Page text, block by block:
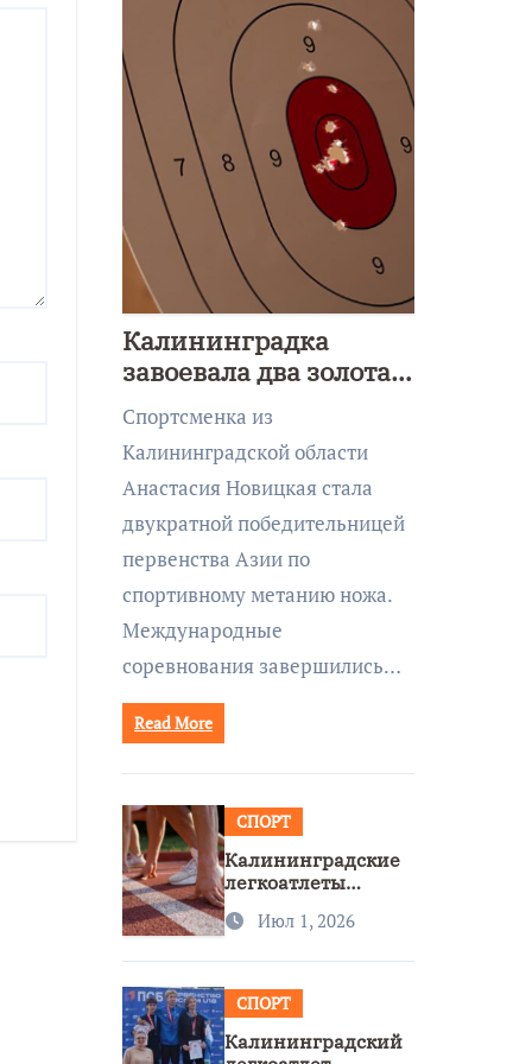
Калининградка
завоевала два золота
первенства Азии по
метанию ножа
Спортсменка из
Калининградской области
Анастасия Новицкая стала
двукратной победительницей
первенства Азии по
спортивному метанию ножа.
Международные
соревнования завершились…
Read More
СПОРТ
Калининградские
легкоатлеты
бронзы на
Июл 1, 2026
СПОРТ
Калининградский